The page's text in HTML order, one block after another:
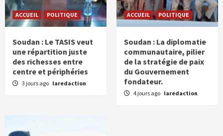
ACCUEIL POLITIQUE
Soudan : Le TASIS veut
une répartition juste
des richesses entre
centre et périphéries
3 jours ago laredaction
ACCUEIL POLITIQUE
Soudan : La diplomatie
communautaire, pilier
de la stratégie de paix
du Gouvernement
fondateur.
4 jours ago laredaction